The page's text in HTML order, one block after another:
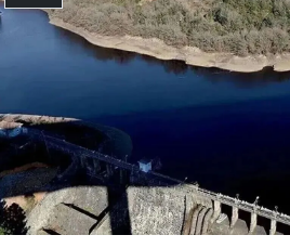
Gündem Özel
Günün görüntüsü
Haber
İlan